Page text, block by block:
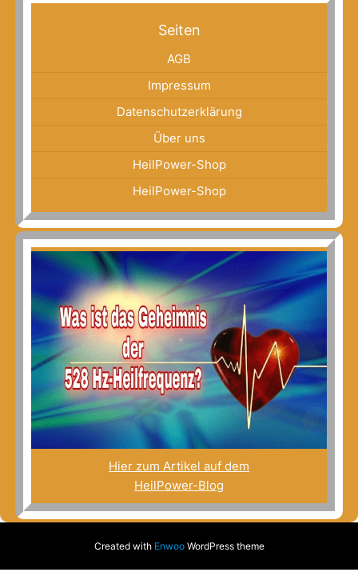
Seiten
AGB
Impressum
Datenschutzerklärung
Über uns
HeilPower-Shop
HeilPower-Shop
Hier zum Artikel auf dem
HeilPower-Blog
Created with EnwooWordPress theme